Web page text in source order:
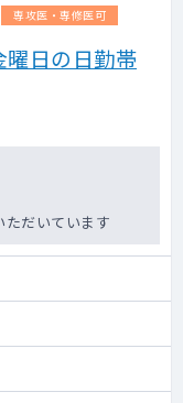
専攻医・専修医可
曜日の日勤帯
だいています